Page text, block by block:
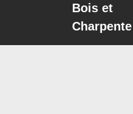
Bois et
Charpente